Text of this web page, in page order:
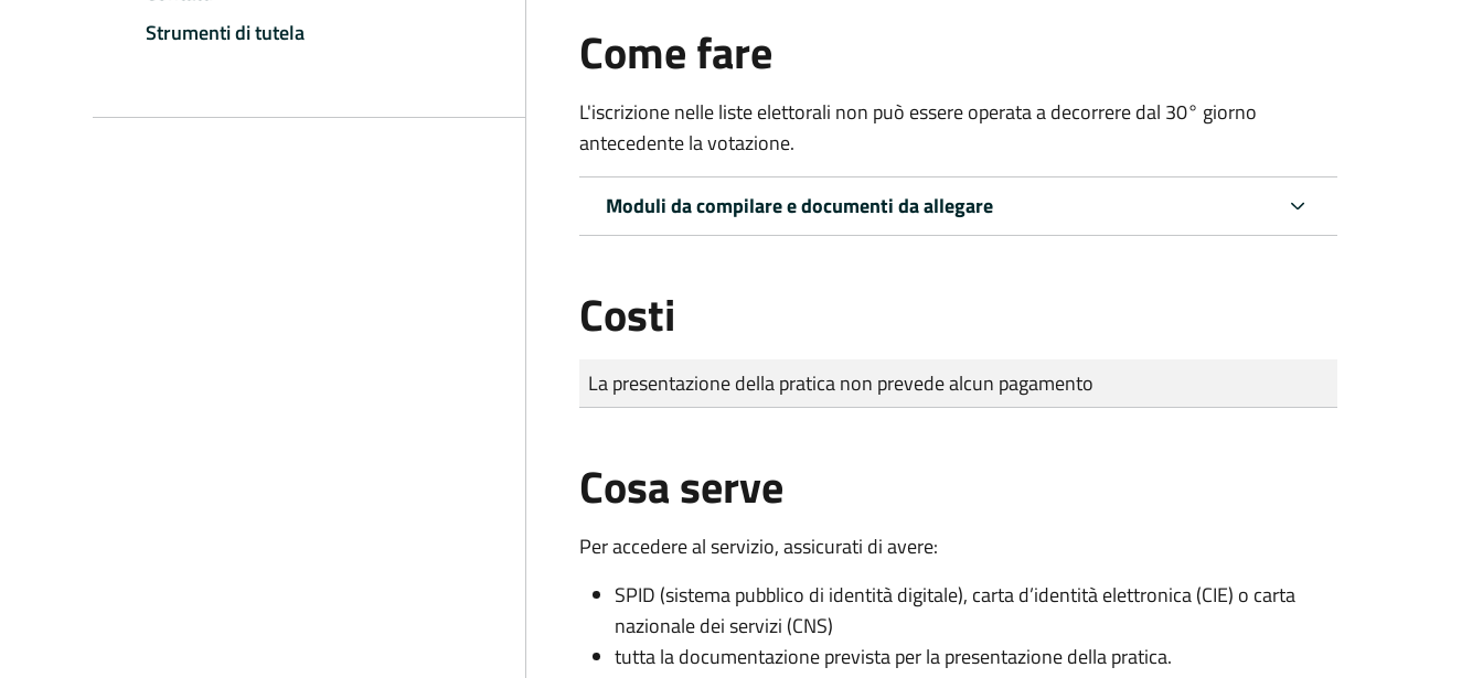
Strumenti di tutela
Come fare
L'iscrizione nelle liste elettorali non può essere operata a decorrere dal 30° giorno
antecedente la votazione.
Moduli da compilare e documenti da allegare
Costi
Tipo di pagamento
Importo
La presentazione della pratica non prevede alcun pagamento
Cosa serve
Per accedere al servizio, assicurati di avere:
SPID (sistema pubblico di identità digitale), carta d’identità elettronica (CIE) o carta
nazionale dei servizi (CNS)
tutta la documentazione prevista per la presentazione della pratica.